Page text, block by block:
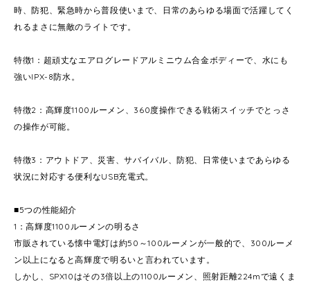
時、防犯、緊急時から普段使いまで、日常のあらゆる場面で活躍してく
れるまさに無敵のライトです。
特徴1：超頑丈なエアログレードアルミニウム合金ボディーで、水にも
強いIPX-8防水。
特徴2：高輝度1100ルーメン、360度操作できる戦術スイッチでとっさ
の操作が可能。
特徴3：アウトドア、災害、サバイバル、防犯、日常使いまであらゆる
状況に対応する便利なUSB充電式。
■5つの性能紹介
1：高輝度1100ルーメンの明るさ
市販されている懐中電灯は約50～100ルーメンが一般的で、300ルーメ
ン以上になると高輝度で明るいと言われています。
しかし、SPX10はその3倍以上の1100ルーメン、照射距離224mで遠くま